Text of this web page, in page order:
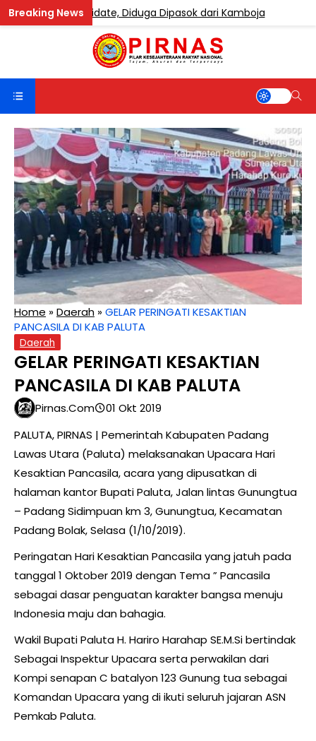
Etomidate, Diduga Dipasok dari Kamboja
Home »Daerah »GELAR PERINGATI KESAKTIAN
PANCASILA DI KAB PALUTA
Daerah
GELAR PERINGATI KESAKTIAN
PANCASILA DI KAB PALUTA
Pirnas.com
01 Okt 2019
PALUTA, PIRNAS | Pemerintah Kabupaten Padang
Lawas Utara (Paluta) melaksanakan Upacara Hari
Kesaktian Pancasila, acara yang dipusatkan di
halaman kantor Bupati Paluta, Jalan lintas Gunungtua
– Padang Sidimpuan km 3, Gunungtua, Kecamatan
Padang Bolak, Selasa (1/10/2019).
Peringatan Hari Kesaktian Pancasila yang jatuh pada
tanggal 1 Oktober 2019 dengan Tema ” Pancasila
sebagai dasar penguatan karakter bangsa menuju
Indonesia maju dan bahagia.
Wakil Bupati Paluta H. Hariro Harahap SE.M.Si bertindak
Sebagai Inspektur Upacara serta perwakilan dari
Kompi senapan C batalyon 123 Gunung tua sebagai
Komandan Upacara yang di ikuti seluruh jajaran ASN
Pemkab Paluta.